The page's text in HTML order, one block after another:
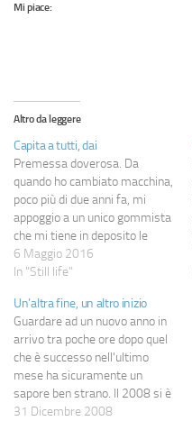
Mi piace:
Altro da leggere
Capita a tutti, dai
Premessa doverosa. Da
quando ho cambiato macchina,
poco più di due anni fa, mi
appoggio a un unico gommista
che mi tiene in deposito le
gomme da neve d'estate e
viceversa. Quando ho
stati dati due set di gomme
che, quindi, non hanno mai
visto…
6 Maggio 2016
In "Still life"
Un’altra fine, un altro inizio
Guardare ad un nuovo anno in
arrivo tra poche ore dopo quel
che è successo nell'ultimo
mese ha sicuramente un
sapore ben strano. Il 2008 si è
dimostrato un anno bastardo:
31 Dicembre 2008